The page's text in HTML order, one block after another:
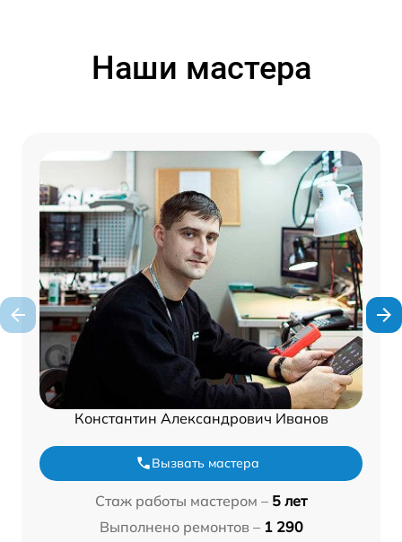
Наши мастера
Константин Александрович Иванов
Вызвать мастера
Стаж работы мастером – 5 лет
Выполнено ремонтов – 1 290